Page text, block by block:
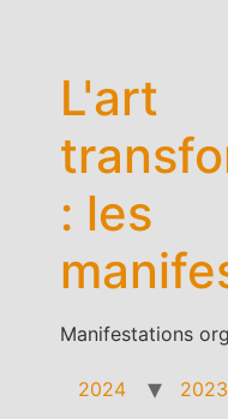
L'art
: les
Manifestations
2024 2023